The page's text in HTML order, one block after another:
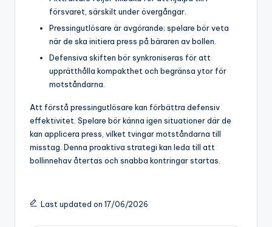
försvaret, särskilt under övergångar.
Pressingutlösare är avgörande; spelare bör veta
när de ska initiera press på bäraren av bollen.
Defensiva skiften bör synkroniseras för att
upprätthålla kompakthet och begränsa ytor för
motståndarna.
Att förstå pressingutlösare kan förbättra defensiv
effektivitet. Spelare bör känna igen situationer där de
kan applicera press, vilket tvingar motståndarna till
misstag. Denna proaktiva strategi kan leda till att
bollinnehav återtas och snabba kontringar startas.
Last updated on 17/06/2026